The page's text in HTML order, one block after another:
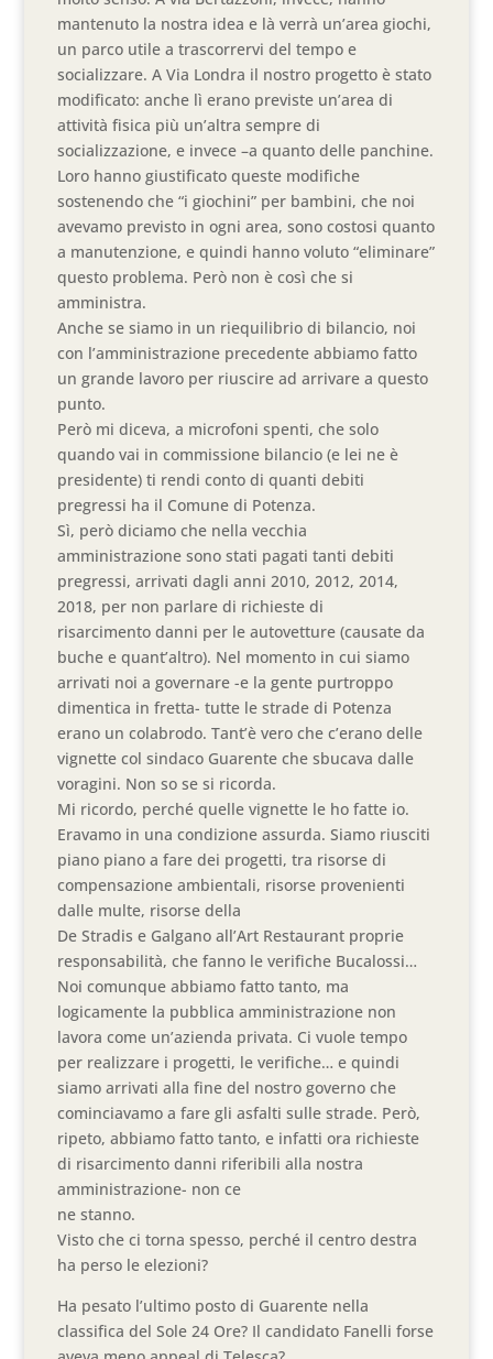
mantenuto la nostra idea e là verrà un’area giochi,
un parco utile a trascorrervi del tempo e
socializzare. A Via Londra il nostro progetto è stato
modificato: anche lì erano previste un’area di
attività fisica più un’altra sempre di
socializzazione, e invece –a quanto delle panchine.
Loro hanno giustificato queste modifiche
sostenendo che “i giochini” per bambini, che noi
avevamo previsto in ogni area, sono costosi quanto
a manutenzione, e quindi hanno voluto “eliminare”
questo problema. Però non è così che si
amministra.
Anche se siamo in un riequilibrio di bilancio, noi
con l’amministrazione precedente abbiamo fatto
un grande lavoro per riuscire ad arrivare a questo
punto.
Però mi diceva, a microfoni spenti, che solo
quando vai in commissione bilancio (e lei ne è
presidente) ti rendi conto di quanti debiti
pregressi ha il Comune di Potenza.
Sì, però diciamo che nella vecchia
amministrazione sono stati pagati tanti debiti
pregressi, arrivati dagli anni 2010, 2012, 2014,
2018, per non parlare di richieste di
risarcimento danni per le autovetture (causate da
buche e quant’altro). Nel momento in cui siamo
arrivati noi a governare -e la gente purtroppo
dimentica in fretta- tutte le strade di Potenza
erano un colabrodo. Tant’è vero che c’erano delle
vignette col sindaco Guarente che sbucava dalle
voragini. Non so se si ricorda.
Mi ricordo, perché quelle vignette le ho fatte io.
Eravamo in una condizione assurda. Siamo riusciti
piano piano a fare dei progetti, tra risorse di
compensazione ambientali, risorse provenienti
dalle multe, risorse della
De Stradis e Galgano all’Art Restaurant proprie
responsabilità, che fanno le verifiche Bucalossi…
Noi comunque abbiamo fatto tanto, ma
logicamente la pubblica amministrazione non
lavora come un’azienda privata. Ci vuole tempo
per realizzare i progetti, le verifiche… e quindi
siamo arrivati alla fine del nostro governo che
cominciavamo a fare gli asfalti sulle strade. Però,
ripeto, abbiamo fatto tanto, e infatti ora richieste
di risarcimento danni riferibili alla nostra
amministrazione- non ce
ne stanno.
Visto che ci torna spesso, perché il centro destra
ha perso le elezioni?
Ha pesato l’ultimo posto di Guarente nella
classifica del Sole 24 Ore? Il candidato Fanelli forse